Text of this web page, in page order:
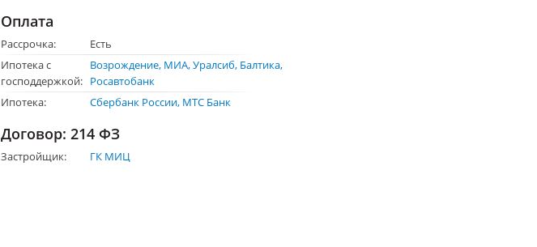
Оплата
Рассрочка:
Есть
Ипотека с
господдержкой:
Возрождение МИА Уралсиб Балтика
Росавтобанк
Ипотека:
Сбербанк России МТС Банк
Договор: 214 ФЗ
Застройщик: ГК МИЦ